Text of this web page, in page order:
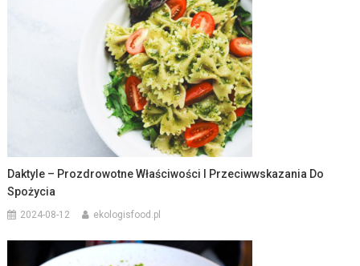
Daktyle – Prozdrowotne Właściwości I Przeciwwskazania Do
Spożycia
2024-08-12 ekologisfood.pl